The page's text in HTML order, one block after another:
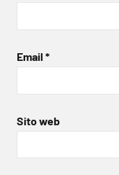
Email *
Sito web